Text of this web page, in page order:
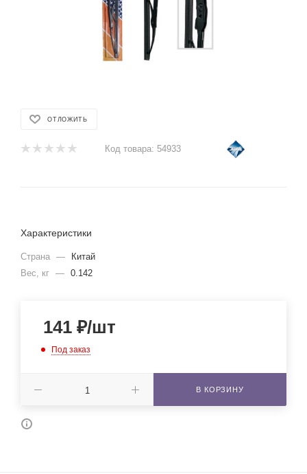
ОТЛОЖИТЬ
Код товара: 54933
Характеристики
Страна —
Китай
Вес, кг — 0.142
141 ₽/шт
Под заказ
В КОРЗИНУ